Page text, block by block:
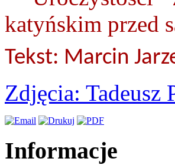
katyńskim przed
Tekst: Marcin
Zdjęcia: Tadeusz
Informacje